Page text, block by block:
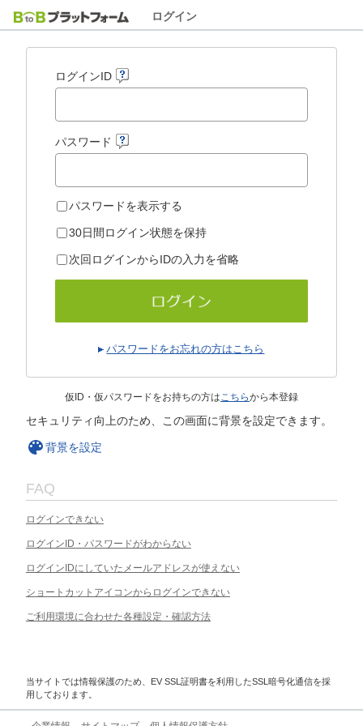
ログイン
ログインID
パスワード
パスワードを表示する
30日間ログイン状態を保持
次回ログインからIDの入力を省略
パスワードをお忘れの方はこちら
仮ID・仮パスワードをお持ちの方はこちらから本登録
セキュリティ向上のため、この画面に背景を設定できます。
背景を設定
FAQ
ログインできない
ログインID・パスワードがわからない
ログインIDにしていたメールアドレスが使えない
ショートカットアイコンからログインできない
ご利用環境に合わせた各種設定・確認方法
当サイトでは情報保護のため、EV SSL証明書を利用したSSL暗号化通信を採
用しております。